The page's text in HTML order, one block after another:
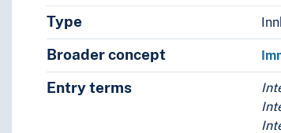
Type
Broader concept
Entry terms